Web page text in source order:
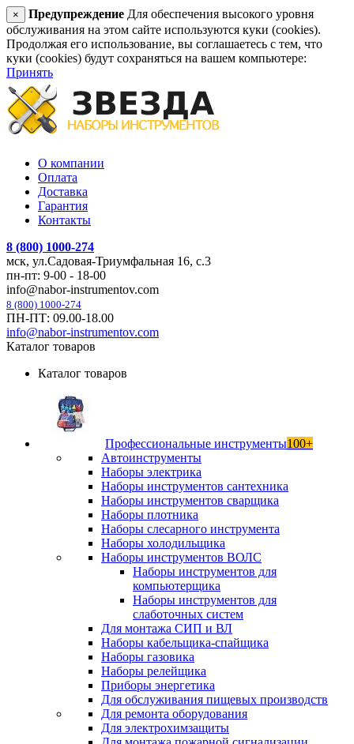
× Предупреждение Для обеспечения высокого уровня
обслуживания на этом сайте используются куки (cookies).
Продолжая его использование, вы соглашаетесь с тем, что
куки (cookies) будут сохраняться на вашем компьютере:
Принять
О компании
Оплата
Доставка
Гарантия
Контакты
8 (800) 1000-274
мск, ул.Садовая-Триумфальная 16, с.3
пн-пт: 9-00 - 18-00
info@nabor-instrumentov.com
8 (800) 1000-274
ПН-ПТ: 09.00-18.00
info@nabor-instrumentov.com
Каталог товаров
Каталог товаров
Профессиональные инструменты100+
Автоинструменты
Наборы электрика
Наборы инструментов сантехника
Наборы инструментов сварщика
Наборы плотника
Наборы слесарного инструмента
Наборы холодильщика
Наборы инструментов ВОЛС
Наборы инструментов для
компьютерщика
Наборы инструментов для
слаботочных систем
Для монтажа СИП и ВЛ
Наборы кабельщика-спайщика
Наборы газовика
Наборы релейщика
Приборы энергетика
Для обслуживания пищевых производств
Для ремонта оборудования
Для электрохимзащиты